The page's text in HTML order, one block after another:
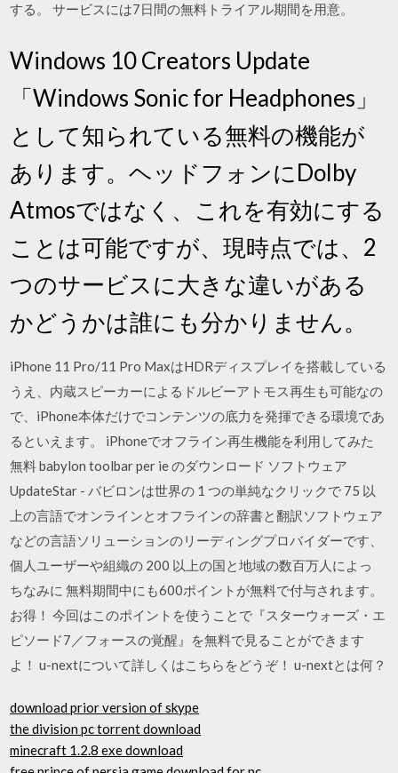
する。 サービスには7日間の無料トライアル期間を用意。
Windows 10 Creators Update
「Windows Sonic for Headphones」
として知られている無料の機能が
あります。ヘッドフォンにDolby
Atmosではなく、これを有効にする
ことは可能ですが、現時点では、2
つのサービスに大きな違いがある
かどうかは誰にも分かりません。
iPhone 11 Pro/11 Pro MaxはHDRディスプレイを搭載している
うえ、内蔵スピーカーによるドルビーアトモス再生も可能なの
で、iPhone本体だけでコンテンツの底力を発揮できる環境であ
るといえます。 iPhoneでオフライン再生機能を利用してみた
無料 babylon toolbar per ie のダウンロード ソフトウェア
UpdateStar - バビロンは世界の 1 つの単純なクリックで 75 以
上の言語でオンラインとオフラインの辞書と翻訳ソフトウェア
などの言語ソリューションのリーディングプロバイダーです、
個人ユーザーや組織の 200 以上の国と地域の数百万人によっ
ちなみに 無料期間中にも600ポイントが無料で付与されます。
お得！ 今回はこのポイントを使うことで『スターウォーズ・エ
ピソード7／フォースの覚醒』を無料で見ることができます
よ！ u-nextについて詳しくはこちらをどうぞ！ u-nextとは何？
download prior version of skype
the division pc torrent download
minecraft 1.2.8 exe download